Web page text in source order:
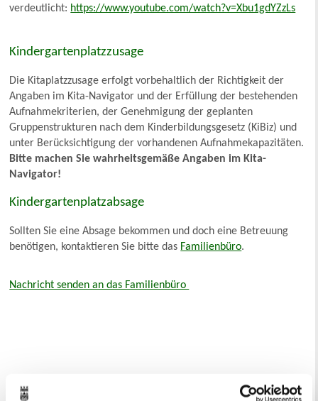
verdeutlicht: https://www.youtube.com/watch?v=Xbu1gdYZzLs
Kindergartenplatzzusage
Die Kitaplatzzusage erfolgt vorbehaltlich der Richtigkeit der
Angaben im Kita-Navigator und der Erfüllung der bestehenden
Aufnahmekriterien, der Genehmigung der geplanten
Gruppenstrukturen nach dem Kinderbildungsgesetz (KiBiz) und
unter Berücksichtigung der vorhandenen Aufnahmekapazitäten.
Bitte machen Sie wahrheitsgemäße Angaben im Kita-
Navigator!
Kindergartenplatzabsage
Sollten Sie eine Absage bekommen und doch eine Betreuung
benötigen, kontaktieren Sie bitte das Familienbüro.
Nachricht senden an das Familienbüro